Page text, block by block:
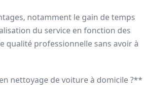
notamment le gain de temps
du service en fonction des
qualité professionnelle sans avoir à
nettoyage de voiture à domicile ?**